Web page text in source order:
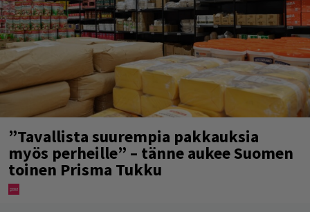
”Tavallista suurempia pakkauksia
myös perheille” – tänne aukee Suomen
toinen Prisma Tukku